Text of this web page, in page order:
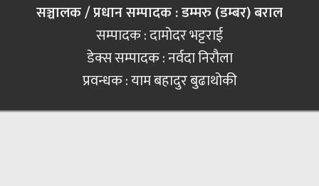
सञ्चालक / प्रधान सम्पादक : डम्मरु (डम्बर) बराल
सम्पादक : दामोदर भट्टराई
डेक्स सम्पादक : नर्वदा निरौला
प्रवन्धक : याम बहादुर बुढाथोकी